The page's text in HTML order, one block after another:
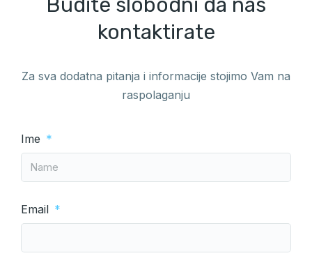
kontaktirate
Za sva dodatna pitanja i informacije stojimo Vam na
raspolaganju
Ime
Email